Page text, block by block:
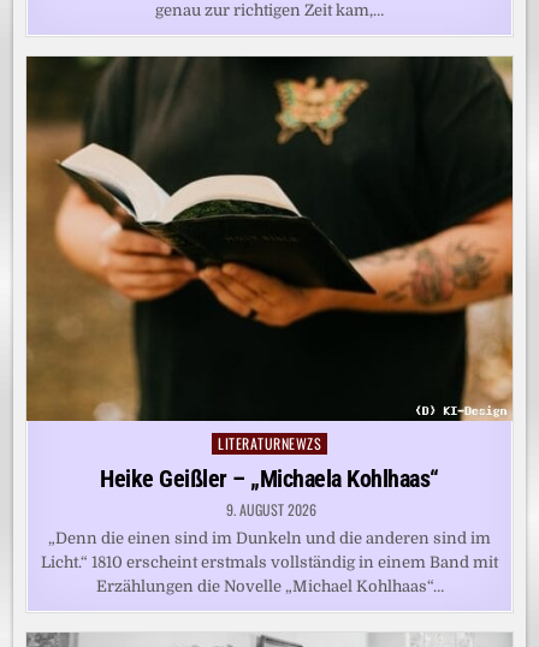
genau zur richtigen Zeit kam,…
Posted
LITERATURNEWZS
Heike Geißler – „Michaela Kohlhaas“
9. AUGUST 2026
„Denn die einen sind im Dunkeln und die anderen sind im
Licht.“ 1810 erscheint erstmals vollständig in einem Band mit
Erzählungen die Novelle „Michael Kohlhaas“…